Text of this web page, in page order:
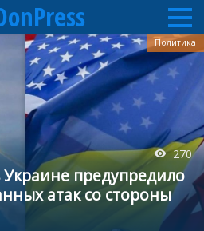
270
предупредило
атак со стороны
Политика